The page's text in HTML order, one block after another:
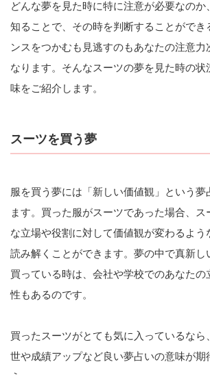
どんな夢を見た時に特に注意が必要なのか
知ることで、その時を判断することができ
ンスをつかむも見逃すのもあなたの注意力
なります。そんなスーツの夢を見た時の状
味をご紹介します。
スーツを買う夢
服を買う夢には「新しい価値観」という夢
ます。買った服がスーツであった場合、ス
な立場や役割に対して価値観が変わるよう
読み解くことができます。夢の中で真新し
買っている時は、会社や学校でのあなたの
性もあるのです。
買ったスーツがとても気に入っているなら
世や成績アップなど良い夢占いの意味が期